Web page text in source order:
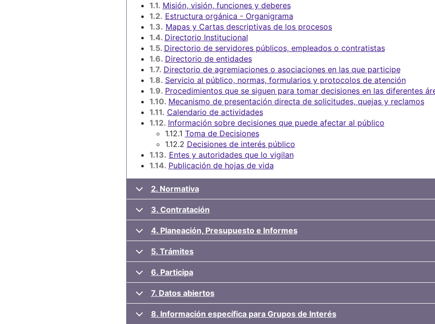
1.1. Misión, visión, funciones y deberes
1.2. Estructura orgánica - Organigrama
1.3. Mapas y Cartas descriptivas de los procesos
1.4. Directorio Institucional
1.5. Directorio de servidores públicos, empleados o contratistas
1.6. Directorio de entidades
1.7. Directorio de agremiaciones o asociaciones en las que participe
1.8. Servicio al público, normas, formularios y protocolos de atención
1.9. Procedimientos que se siguen para tomar decisiones en las diferentes
1.10. Mecanismo de presentación directa de solicitudes, quejas y reclamos
1.11. Calendario de actividades
1.12. Información sobre decisiones que puede afectar al público
1.12.1 Toma de Decisiones
1.12.2 Decisiones de interés público
1.13. Entes y autoridades que lo vigilan
1.14. Publicación de hojas de vida
2. Normativa
3. Contratación
4. Planeación, Presupuesto e Informes
5. Trámites
6. Participa
7. Datos abiertos
8. Información específica para Grupos de Interés